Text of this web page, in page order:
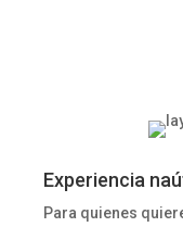
Experiencia
Para quienes